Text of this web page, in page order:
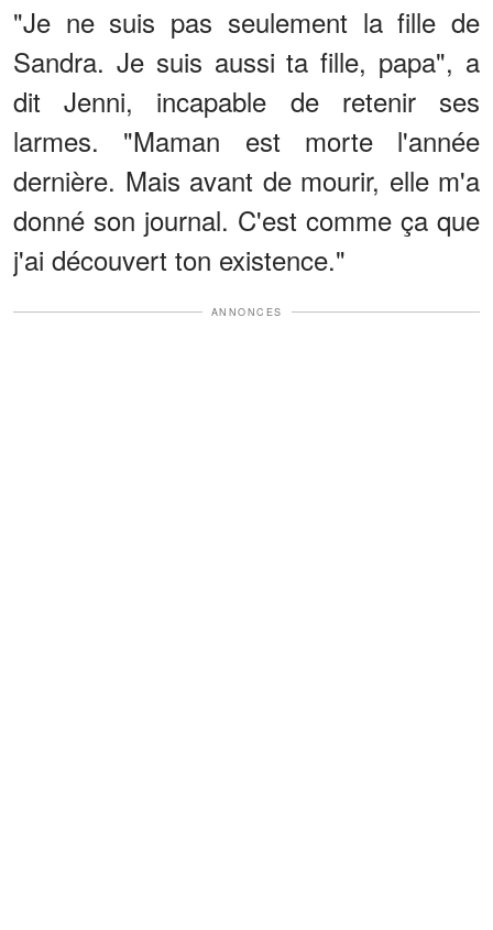
"Je ne suis pas seulement la fille de
Sandra. Je suis aussi ta fille, papa", a
dit Jenni, incapable de retenir ses
larmes. "Maman est morte l'année
dernière. Mais avant de mourir, elle m'a
donné son journal. C'est comme ça que
j'ai découvert ton existence."
ANNONCES